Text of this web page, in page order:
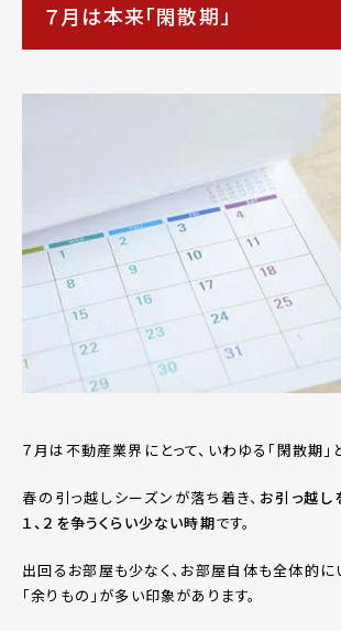
７月は本来「閑散期」
７月は不動産業界にとって、いわゆる「閑散期」
春の引っ越しシーズンが落ち着き、 お引っ越し
１、２を争うくらい少ない時期です。
出回るお部屋も少なく、お部屋自体も全体的
「余りもの」が多い印象があります。